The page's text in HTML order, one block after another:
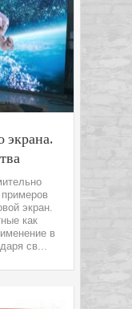
экрана.
экран.
как
в
св...